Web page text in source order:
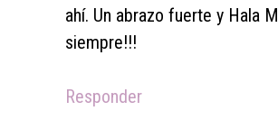
ahí. Un abrazo fuerte y Hala
siempre!!!
Responder